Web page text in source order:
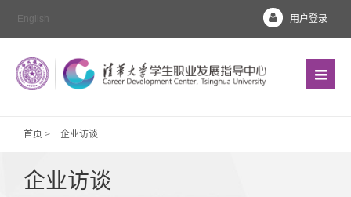
用户登录
English
首页 > 企业访谈
企业访谈